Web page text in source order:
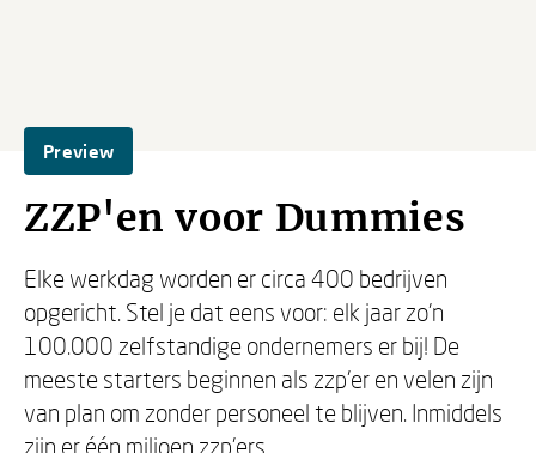
Preview
ZZP'en voor Dummies
Elke werkdag worden er circa 400 bedrijven
opgericht. Stel je dat eens voor: elk jaar zo’n
100.000 zelfstandige ondernemers er bij! De
meeste starters beginnen als zzp’er en velen zijn
van plan om zonder personeel te blijven. Inmiddels
zijn er één miljoen zzp’ers.